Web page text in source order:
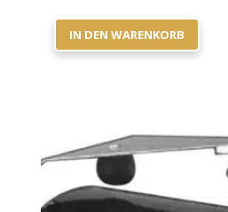
IN DEN WARENKORB